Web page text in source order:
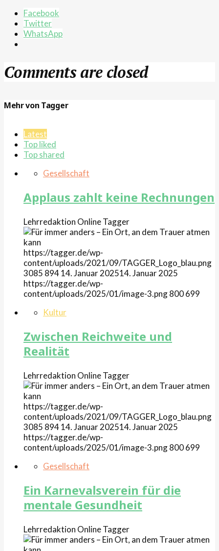
Facebook
Twitter
WhatsApp
Comments are closed
Mehr von Tagger
Latest
Top liked
Top shared
Gesellschaft
Applaus zahlt keine Rechnungen
Lehrredaktion OnlineTagger
https://tagger.de/wp-
content/uploads/2021/09/TAGGER_Logo_blau.png
3085 89414. Januar 202514. Januar 2025
https://tagger.de/wp-
content/uploads/2025/01/image-3.png800699
Kultur
Zwischen Reichweite und
Realität
Lehrredaktion OnlineTagger
https://tagger.de/wp-
content/uploads/2021/09/TAGGER_Logo_blau.png
3085 89414. Januar 202514. Januar 2025
https://tagger.de/wp-
content/uploads/2025/01/image-3.png800699
Gesellschaft
Ein Karnevalsverein für die
mentale Gesundheit
Lehrredaktion OnlineTagger